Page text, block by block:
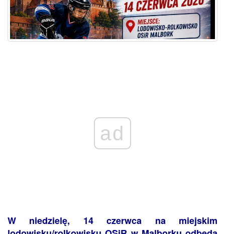
ad
W niedzielę, 14 czerwca na miejskim